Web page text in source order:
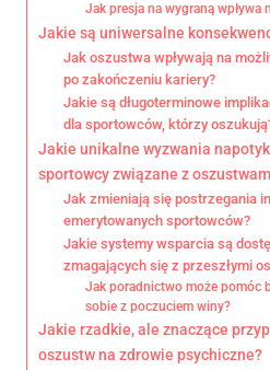
Jak presja na wygraną wpływa
Jakie są uniwersalne
Jak oszustwa wpływają na
po zakończeniu kariery?
Jakie są długoterminowe
dla sportowców, którzy
Jakie unikalne wyzwania
sportowcy związane z
Jak zmieniają się postrzegania
emerytowanych sportowców?
Jakie systemy wsparcia są
zmagających się z przeszłymi
Jak poradnictwo może pomóc
sobie z poczuciem winy?
Jakie rzadkie, ale znaczące
oszustw na zdrowie psychiczne?